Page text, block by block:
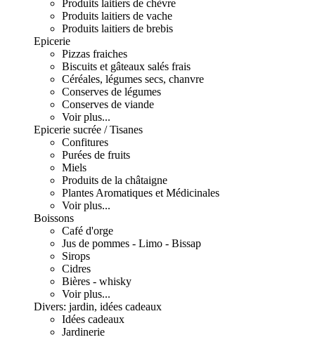
Produits laitiers de chèvre
Produits laitiers de vache
Produits laitiers de brebis
Epicerie
Pizzas fraiches
Biscuits et gâteaux salés frais
Céréales, légumes secs, chanvre
Conserves de légumes
Conserves de viande
Voir plus...
Epicerie sucrée / Tisanes
Confitures
Purées de fruits
Miels
Produits de la châtaigne
Plantes Aromatiques et Médicinales
Voir plus...
Boissons
Café d'orge
Jus de pommes - Limo - Bissap
Sirops
Cidres
Bières - whisky
Voir plus...
Divers: jardin, idées cadeaux
Idées cadeaux
Jardinerie